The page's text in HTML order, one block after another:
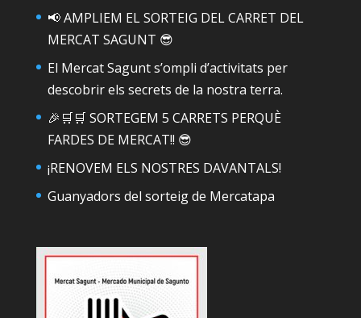
📢 AMPLIEM EL SORTEIG DEL CARRET DEL
MERCAT SAGUNT 😎
El Mercat Sagunt s’ompli d’activitats per
descobrir els secrets de la nostra terra.
🎉🛒🛒 SORTEGEM 5 CARRETS PERQUÈ
FARDES DE MERCAT!! 😎
¡RENOVEM ELS NOSTRES DAVANTALS!
Guanyadors del sorteig de Mercatapa